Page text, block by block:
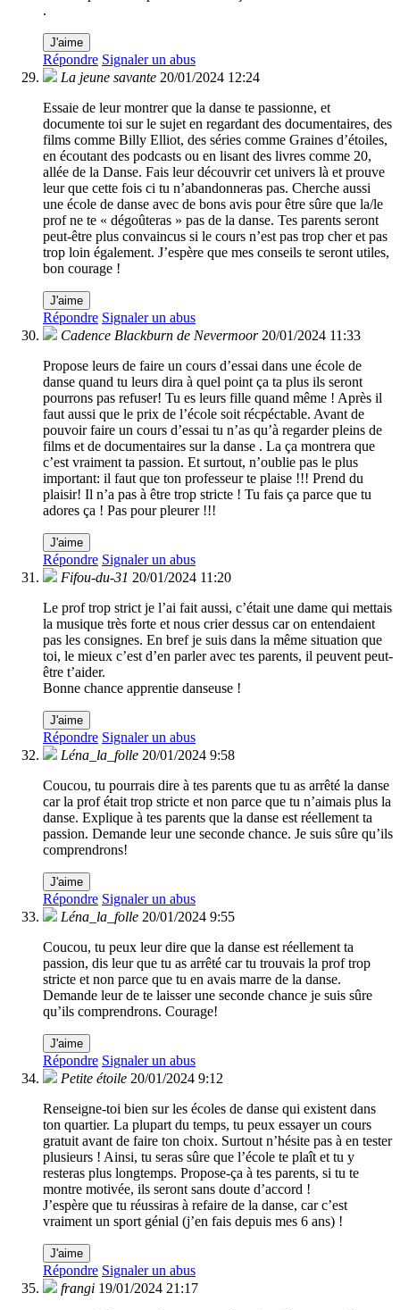
.
J'aime
Répondre Signaler un abus
La jeune savante 20/01/2024 12:24
Essaie de leur montrer que la danse te passionne, et
documente toi sur le sujet en regardant des documentaires, des
films comme Billy Elliot, des séries comme Graines d’étoiles,
en écoutant des podcasts ou en lisant des livres comme 20,
allée de la Danse. Fais leur découvrir cet univers là et prouve
leur que cette fois ci tu n’abandonneras pas. Cherche aussi
une école de danse avec de bons avis pour être sûre que la/le
prof ne te « dégoûteras » pas de la danse. Tes parents seront
peut-être plus convaincus si le cours n’est pas trop cher et pas
trop loin également. J’espère que mes conseils te seront utiles,
bon courage !
J'aime
Répondre Signaler un abus
Cadence Blackburn de Nevermoor 20/01/2024 11:33
Propose leurs de faire un cours d’essai dans une école de
danse quand tu leurs dira à quel point ça ta plus ils seront
pourrons pas refuser! Tu es leurs fille quand même ! Après il
faut aussi que le prix de l’école soit récpéctable. Avant de
pouvoir faire un cours d’essai tu n’as qu’à regarder pleins de
films et de documentaires sur la danse . La ça montrera que
c’est vraiment ta passion. Et surtout, n’oublie pas le plus
important: il faut que ton professeur te plaise !!! Prend du
plaisir! Il n’a pas à être trop stricte ! Tu fais ça parce que tu
adores ça ! Pas pour pleurer !!!
J'aime
Répondre Signaler un abus
Fifou-du-31 20/01/2024 11:20
Le prof trop strict je l’ai fait aussi, c’était une dame qui mettais
la musique très forte et nous crier dessus car on entendaient
pas les consignes. En bref je suis dans la même situation que
toi, le mieux c’est d’en parler avec tes parents, il peuvent peut-
être t’aider.
Bonne chance apprentie danseuse !
J'aime
Répondre Signaler un abus
Léna_la_folle 20/01/2024 9:58
Coucou, tu pourrais dire à tes parents que tu as arrêté la danse
car la prof était trop stricte et non parce que tu n’aimais plus la
danse. Explique à tes parents que la danse est réellement ta
passion. Demande leur une seconde chance. Je suis sûre qu’ils
comprendrons!
J'aime
Répondre Signaler un abus
Léna_la_folle 20/01/2024 9:55
Coucou, tu peux leur dire que la danse est réellement ta
passion, dis leur que tu as arrêté car tu trouvais la prof trop
stricte et non parce que tu en avais marre de la danse.
Demande leur de te laisser une seconde chance je suis sûre
qu’ils comprendrons. Courage!
J'aime
Répondre Signaler un abus
Petite étoile 20/01/2024 9:12
Renseigne-toi bien sur les écoles de danse qui existent dans
ton quartier. La plupart du temps, tu peux essayer un cours
gratuit avant de faire ton choix. Surtout n’hésite pas à en tester
plusieurs ! Ainsi, tu seras sûre que l’école te plaît et tu y
resteras plus longtemps. Propose-ça à tes parents, si tu te
montre motivée, ils seront sans doute d’accord !
J’espère que tu réussiras à refaire de la danse, car c’est
vraiment un sport génial (j’en fais depuis mes 6 ans) !
J'aime
Répondre Signaler un abus
frangi 19/01/2024 21:17